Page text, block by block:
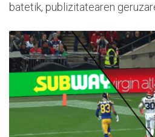
batetik, publizitatearen